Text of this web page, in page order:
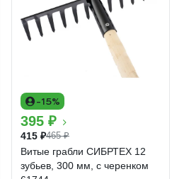
-15%
395 ₽
415 ₽465 ₽
Витые грабли СИБРТЕХ 12
зубьев, 300 мм, с черенком